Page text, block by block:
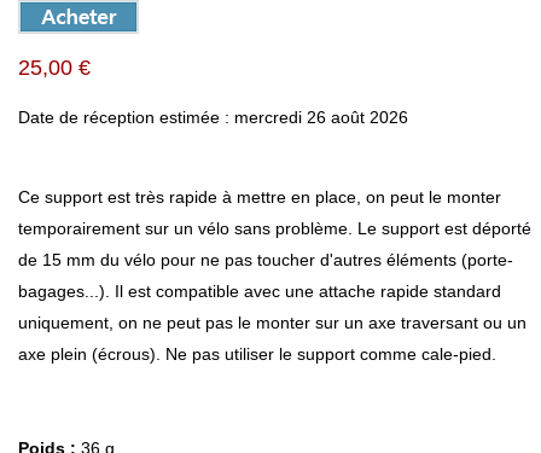
25,00 €
Date de réception estimée : mercredi 26 août 2026
Ce support est très rapide à mettre en place, on peut le monter
temporairement sur un vélo sans problème. Le support est déporté
de 15 mm du vélo pour ne pas toucher d'autres éléments (porte-
bagages...). Il est compatible avec une attache rapide standard
uniquement, on ne peut pas le monter sur un axe traversant ou un
axe plein (écrous). Ne pas utiliser le support comme cale-pied.
Poids : 36 g